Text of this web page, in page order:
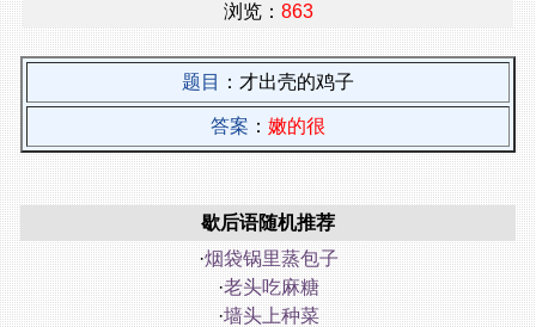
浏览： 863
题目 ：才出壳的鸡子
答案 ： 嫩的很
歇后语随机推荐
·烟袋锅里蒸包子
·老头吃麻糖
·墙头上种菜